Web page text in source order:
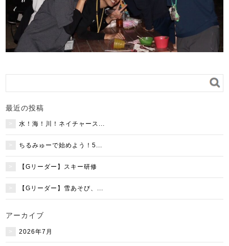
最近の投稿
水！海！川！ネイチャース...
ちるみゅーで始めよう！5...
【Gリーダー】スキー研修
【Gリーダー】雪あそび、...
アーカイブ
2026年7月